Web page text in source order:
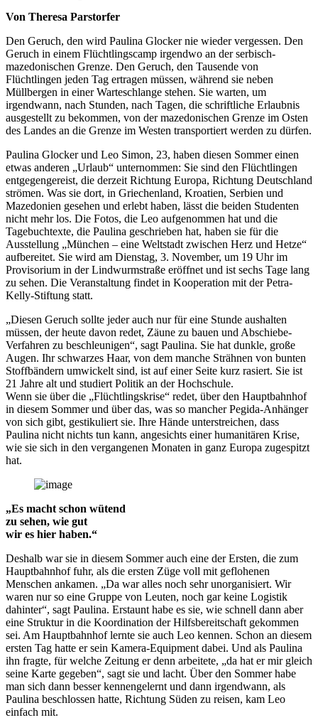
Von Theresa Parstorfer
Den Geruch, den wird Paulina Glocker nie wieder vergessen. Den
Geruch in einem Flüchtlingscamp irgendwo an der serbisch-
mazedonischen Grenze. Den Geruch, den Tausende von
Flüchtlingen jeden Tag ertragen müssen, während sie neben
Müllbergen in einer Warteschlange stehen. Sie warten, um
irgendwann, nach Stunden, nach Tagen, die schriftliche Erlaubnis
ausgestellt zu bekommen, von der mazedonischen Grenze im Osten
des Landes an die Grenze im Westen transportiert werden zu dürfen.
Paulina Glocker und Leo Simon, 23, haben diesen Sommer einen
etwas anderen „Urlaub“ unternommen: Sie sind den Flüchtlingen
entgegengereist, die derzeit Richtung Europa, Richtung Deutschland
strömen. Was sie dort, in Griechenland, Kroatien, Serbien und
Mazedonien gesehen und erlebt haben, lässt die beiden Studenten
nicht mehr los. Die Fotos, die Leo aufgenommen hat und die
Tagebuchtexte, die Paulina geschrieben hat, haben sie für die
Ausstellung „München – eine Weltstadt zwischen Herz und Hetze“
aufbereitet. Sie wird am Dienstag, 3. November, um 19 Uhr im
Provisorium in der Lindwurmstraße eröffnet und ist sechs Tage lang
zu sehen. Die Veranstaltung findet in Kooperation mit der Petra-
Kelly-Stiftung statt.
„Diesen Geruch sollte jeder auch nur für eine Stunde aushalten
müssen, der heute davon redet, Zäune zu bauen und Abschiebe-
Verfahren zu beschleunigen“, sagt Paulina. Sie hat dunkle, große
Augen. Ihr schwarzes Haar, von dem manche Strähnen von bunten
Stoffbändern umwickelt sind, ist auf einer Seite kurz rasiert. Sie ist
21 Jahre alt und studiert Politik an der Hochschule.
Wenn sie über die „Flüchtlingskrise“ redet, über den Hauptbahnhof
in diesem Sommer und über das, was so mancher Pegida-Anhänger
von sich gibt, gestikuliert sie. Ihre Hände unterstreichen, dass
Paulina nicht nichts tun kann, angesichts einer humanitären Krise,
wie sie sich in den vergangenen Monaten in ganz Europa zugespitzt
hat.
„Es macht schon wütend
zu sehen, wie gut
wir es hier haben.“
Deshalb war sie in diesem Sommer auch eine der Ersten, die zum
Hauptbahnhof fuhr, als die ersten Züge voll mit geflohenen
Menschen ankamen. „Da war alles noch sehr unorganisiert. Wir
waren nur so eine Gruppe von Leuten, noch gar keine Logistik
dahinter“, sagt Paulina. Erstaunt habe es sie, wie schnell dann aber
eine Struktur in die Koordination der Hilfsbereitschaft gekommen
sei. Am Hauptbahnhof lernte sie auch Leo kennen. Schon an diesem
ersten Tag hatte er sein Kamera-Equipment dabei. Und als Paulina
ihn fragte, für welche Zeitung er denn arbeitete, „da hat er mir gleich
seine Karte gegeben“, sagt sie und lacht. Über den Sommer habe
man sich dann besser kennengelernt und dann irgendwann, als
Paulina beschlossen hatte, Richtung Süden zu reisen, kam Leo
einfach mit.